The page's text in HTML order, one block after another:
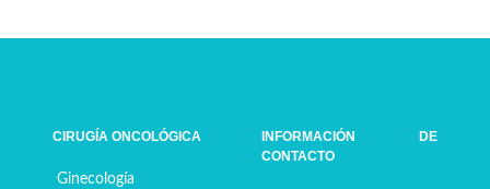
CIRUGÍA ONCOLÓGICA
Ginecología
INFORMACIÓN DE
CONTACTO